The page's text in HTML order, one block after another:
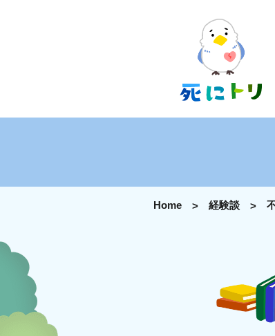
Home 経験談